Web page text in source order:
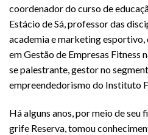
coordenador do curso de
Estácio de Sá, professor das
academia e marketing
em Gestão de Empresas Fitness
se palestrante, gestor no
empreendedorismo do Instituto
Há alguns anos, por meio de seu
grife Reserva, tomou